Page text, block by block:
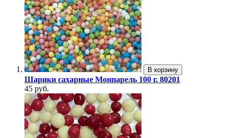
В корзину
Шарики сахарные Монпарель 100 г. 80201
45 руб.